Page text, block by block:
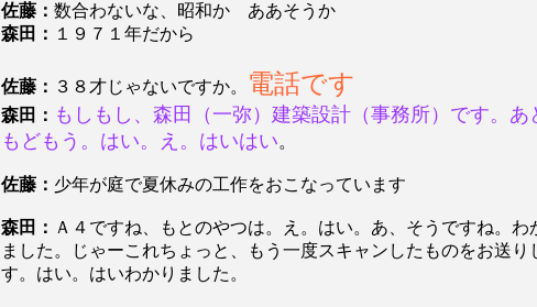
佐藤： 数合わないな、昭和か ああそうか
森田： １９７１年だから
佐藤： ３８才じゃないですか。 電話です
森田： もしもし、森田（一弥）建築設計（事務所）です。あ
もどもう。はい。え。はいはい。
佐藤： 少年が庭で夏休みの工作をおこなっています
森田： Ａ４ですね、もとのやつは。え。はい。あ、そうですね。わ
ました。じゃーこれちょっと、もう一度スキャンしたものをお送り
す。はい。はいわかりました。